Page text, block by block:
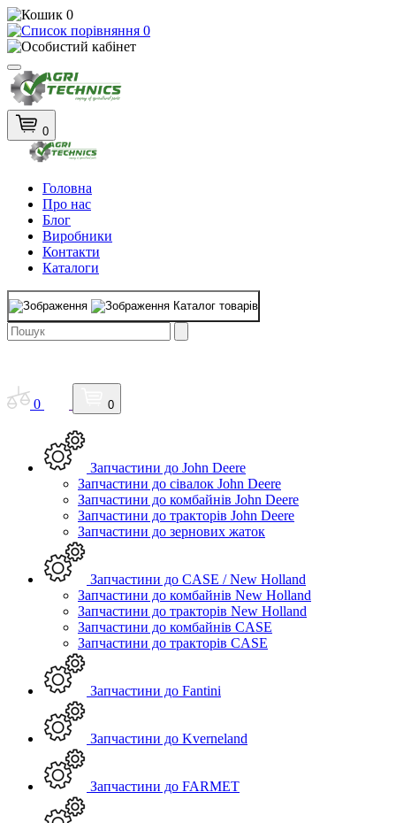
0
0
0
Головна
Про нас
Блог
Виробники
Контакти
Каталоги
Каталог товарів
0 0
Запчастини до John Deere
Запчастини до сівалок John Deere
Запчастини до комбайнів John Deere
Запчастини до тракторів John Deere
Запчастини до зернових жаток
Запчастини до CASE / New Holland
Запчастини до комбайнів New Holland
Запчастини до тракторів New Holland
Запчастини до комбайнів CASE
Запчастини до тракторів CASE
Запчастини до Fantini
Запчастини до Kverneland
Запчастини до FARMET